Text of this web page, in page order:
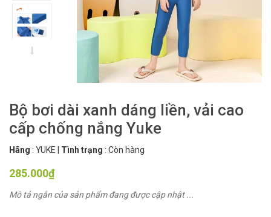
Bộ bơi dài xanh dáng liền, vải cao
cấp chống nắng Yuke
Hãng : YUKE Tình trạng : Còn hàng
285.000₫
Mô tả ngắn của sản phẩm đang được cập nhật ...